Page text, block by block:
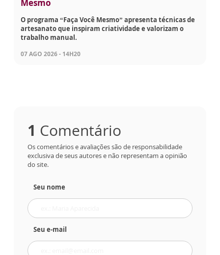
Mesmo
O programa “Faça Você Mesmo” apresenta técnicas de
artesanato que inspiram criatividade e valorizam o
trabalho manual.
07 AGO 2026 - 14H20
1 Comentário
Os comentários e avaliações são de responsabilidade
exclusiva de seus autores e não representam a opinião
do site.
Seu nome
Seu e-mail